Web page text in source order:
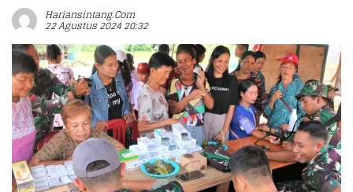
Hariansintang.com
22 Agustus 2024 20:32